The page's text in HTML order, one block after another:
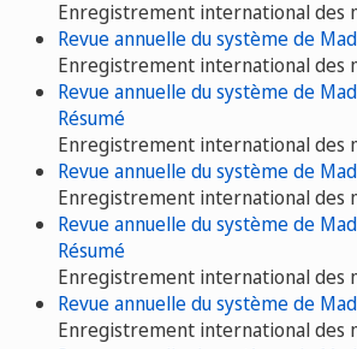
Enregistrement international des
Revue annuelle du système de
Enregistrement international des
Revue annuelle du système de
Résumé
Enregistrement international des
Revue annuelle du système de
Enregistrement international des
Revue annuelle du système de
Résumé
Enregistrement international des
Revue annuelle du système de
Enregistrement international des